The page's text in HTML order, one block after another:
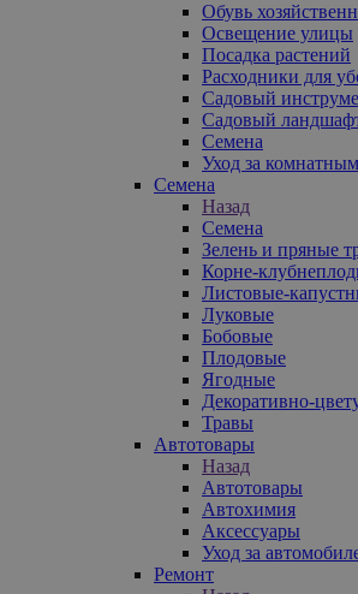
Обувь
Освещение улицы
Посадка растений
Расходники для
Садовый
Садовый
Семена
Уход за
Семена
Назад
Семена
Зелень и пряные
Корне-
Листовые-
Луковые
Бобовые
Плодовые
Ягодные
Декоративно-
Травы
Автотовары
Назад
Автотовары
Автохимия
Аксессуары
Уход за
Ремонт